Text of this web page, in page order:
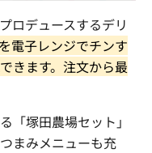
ロデュースするデリ
電子レンジでチンす
きます。注文から最
「塚田農場セット」
まみメニューも充